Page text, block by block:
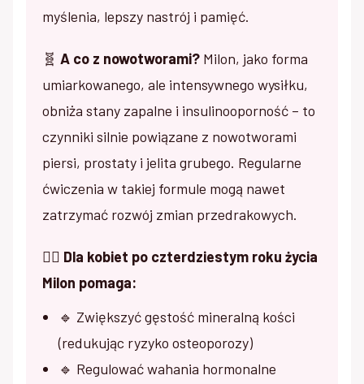
myślenia, lepszy nastrój i pamięć.
🧬 A co z nowotworami? Milon, jako forma
umiarkowanego, ale intensywnego wysiłku,
obniża stany zapalne i insulinooporność – to
czynniki silnie powiązane z nowotworami
piersi, prostaty i jelita grubego. Regularne
ćwiczenia w takiej formule mogą nawet
zatrzymać rozwój zmian przedrakowych.
👩‍⚕️ Dla kobiet po czterdziestym roku życia
Milon pomaga:
🔹 Zwiększyć gęstość mineralną kości
(redukując ryzyko osteoporozy)
🔹 Regulować wahania hormonalne